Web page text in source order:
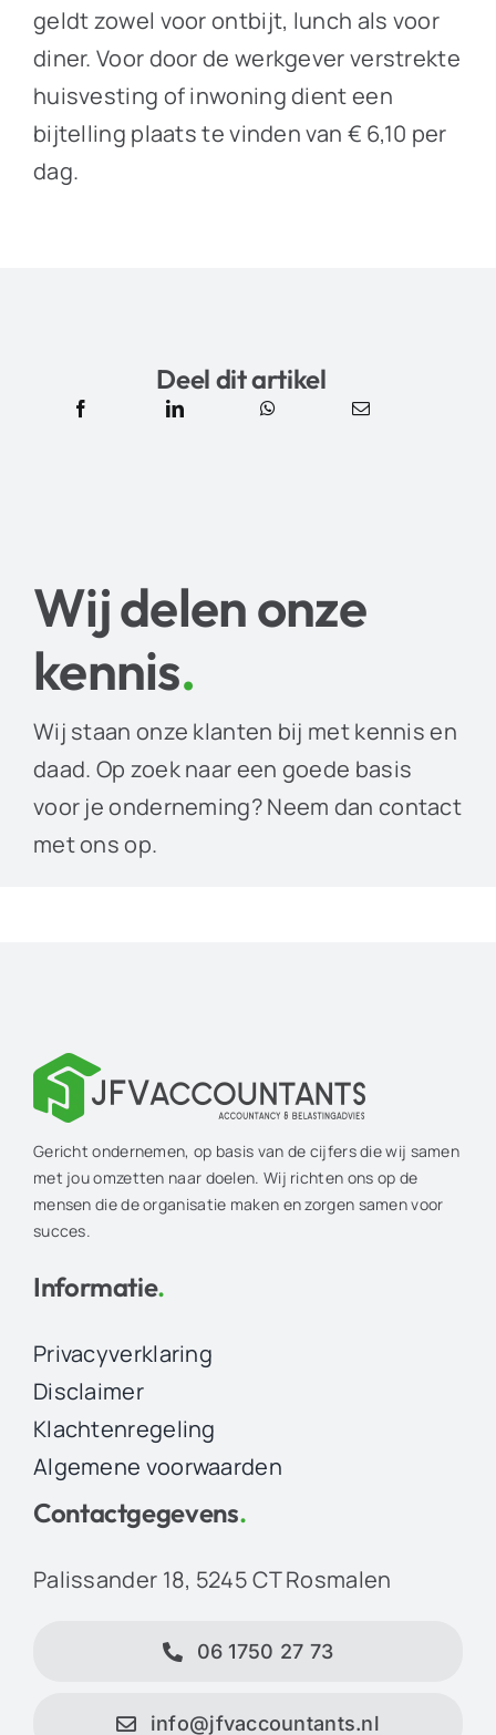
geldt zowel voor ontbijt, lunch als voor
diner. Voor door de werkgever verstrekte
huisvesting of inwoning dient een
bijtelling plaats te vinden van € 6,10 per
dag.
Deel dit artikel
Wij delen onze
kennis.
Wij staan onze klanten bij met kennis en
daad. Op zoek naar een goede basis
voor je onderneming? Neem dan contact
met ons op.
Gericht ondernemen, op basis van de cijfers die wij samen
met jou omzetten naar doelen. Wij richten ons op de
mensen die de organisatie maken en zorgen samen voor
succes.
Informatie.
Privacyverklaring
Disclaimer
Klachtenregeling
Algemene voorwaarden
Contactgegevens.
Palissander 18, 5245 CT Rosmalen
06 1750 27 73
info@jfvaccountants.nl